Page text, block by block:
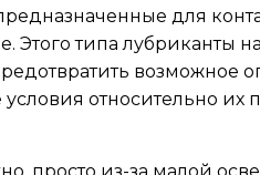
для
типа лубриканты
возможное
относительно их